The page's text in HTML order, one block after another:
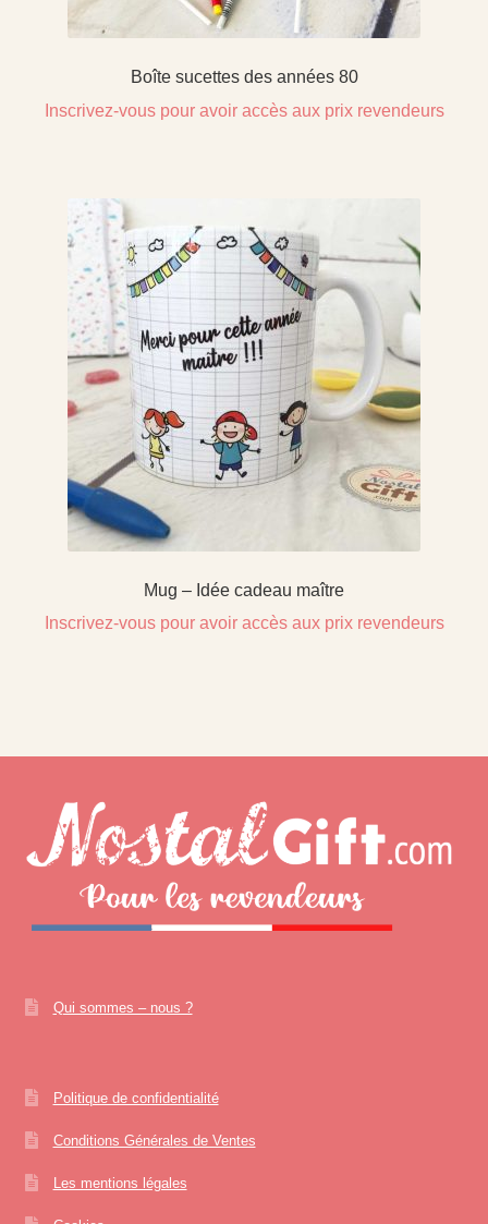
Boîte sucettes des années 80
Inscrivez-vous pour avoir accès aux prix revendeurs
Mug – Idée cadeau maître
Inscrivez-vous pour avoir accès aux prix revendeurs
Qui sommes – nous ?
Politique de confidentialité
Conditions Générales de Ventes
Les mentions légales